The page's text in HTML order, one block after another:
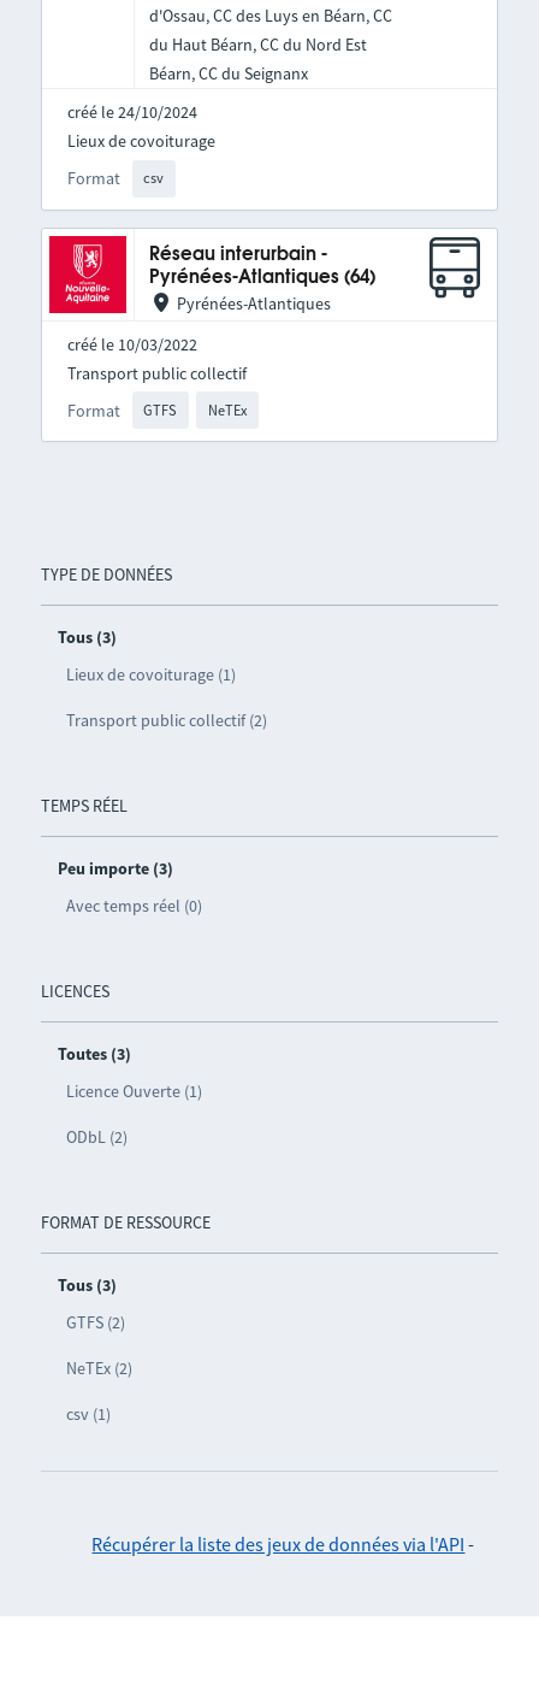
TYPE DE DONNÉES
Tous (3)
Lieux de covoiturage (1)
Transport public collectif (2)
TEMPS RÉEL
Peu importe (3)
Avec temps réel (0)
LICENCES
Toutes (3)
Licence Ouverte (1)
ODbL (2)
FORMAT DE RESSOURCE
Tous (3)
GTFS (2)
NeTEx (2)
csv (1)
d'Ossau, CC des Luys en Béarn, CC
du Haut Béarn, CC du Nord Est
Béarn, CC du Seignanx
créé le 24/10/2024
Format csv
Lieux de covoiturage
Réseau interurbain -
Pyrénées-Atlantiques (64)
Pyrénées-Atlantiques
créé le 10/03/2022
Format GTFS NeTEx
Transport public collectif
Récupérer la liste des jeux de données via l'API -